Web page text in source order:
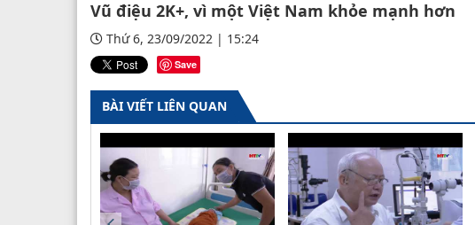
Vũ điệu 2K+, vì một Việt Nam khỏe mạnh hơn
Thứ 6, 23/09/2022 | 15:24
Save
BÀI VIẾT LIÊN QUAN